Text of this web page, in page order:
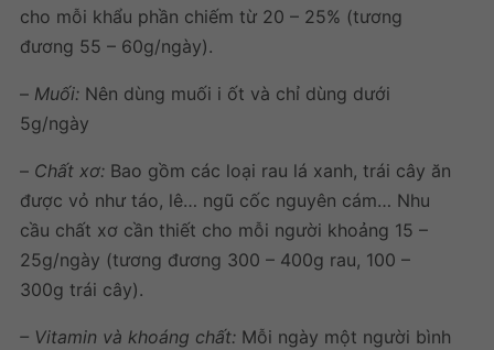
cho mỗi khẩu phần chiếm từ 20 – 25% (tương
đương 55 – 60g/ngày).
– Muối: Nên dùng muối i ốt và chỉ dùng dưới
5g/ngày
– Chất xơ: Bao gồm các loại rau lá xanh, trái cây ăn
được vỏ như táo, lê… ngũ cốc nguyên cám… Nhu
cầu chất xơ cần thiết cho mỗi người khoảng 15 –
25g/ngày (tương đương 300 – 400g rau, 100 –
300g trái cây).
– Vitamin và khoáng chất: Mỗi ngày một người bình